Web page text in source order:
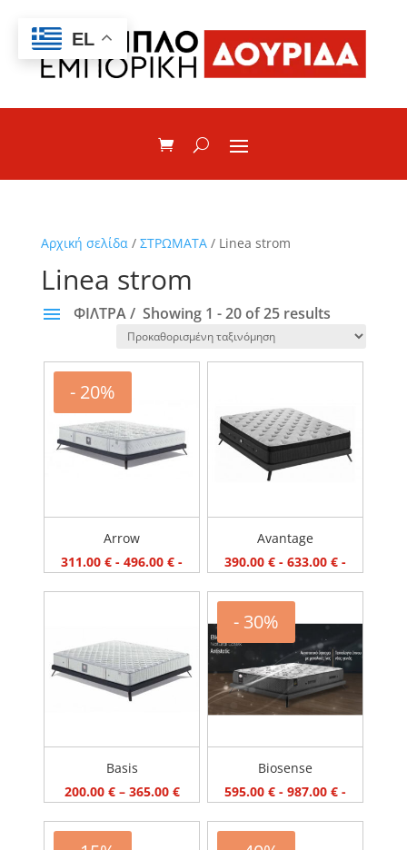
Αρχική σελίδα/ ΣΤΡΩΜΑΤΑ/ Linea strom
Linea strom
ΦΙΛΤΡΑ Showing 1 - 20 of 25 results
Ορθοπεδικά
Ανατομικά
Με ανώστρωμα
Χωρίς ελατήρια
Παιδικά - Βρεφικά
99 € 1 650 €
- 20%
Arrow
311.00€ -496.00€ -
Avantage
390.00 €- 633.00 € -
Basis
200.00 €– 365.00 €
- 30%
Biosense
595.00 €- 987.00 € -
EL